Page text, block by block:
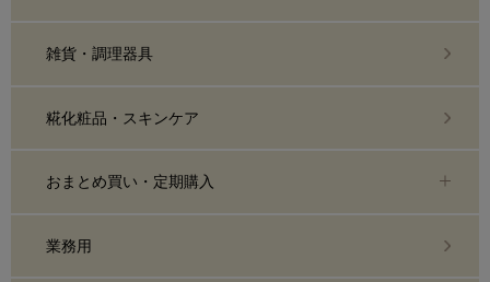
雑貨・調理器具
糀化粧品・スキンケア
おまとめ買い・定期購入
業務用